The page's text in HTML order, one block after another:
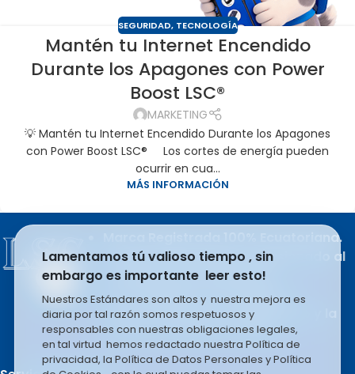
SEGURIDAD, TECNOLOGÍA
Mantén tu Internet Encendido
Durante los Apagones con Power
Boost LSC®
MARKETING
💡 Mantén tu Internet Encendido Durante los Apagones
con Power Boost LSC® Los cortes de energía pueden
ocurrir en cua...
MÁS INFORMACIÓN
Marca Registrada 100% Ecuatoriana.
Producto del esfuerzo apasionado al
trabajo de sus integrantes.
LSC COMPANY S.A se rige en la
filosofía basada en el liderazgo y la
mejora constante e infinita.
Lamentamos tú valioso tiempo , sin
embargo es importante leer esto!
Nuestros Estándares son altos y nuestra mejora es
diaria por tal razón somos respetuosos y
responsables con nuestras obligaciones legales,
en tal virtud hemos redactado nuestra Política de
privacidad, la Política de Datos Personales y Política